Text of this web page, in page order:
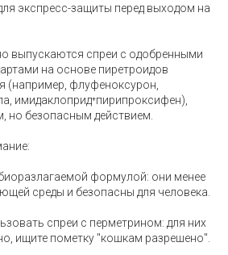
экспресс-защиты перед выходом на
выпускаются спреи с одобренными
на основе пиретроидов
(например, флуфеноксурон,
имидаклоприд⁺пирипроксифен),
безопасным действием.
формулой: они менее
среды и безопасны для человека.
спреи с перметрином: для них
ищите пометку "кошкам разрешено".